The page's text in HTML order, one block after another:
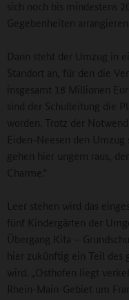
sich noch bis mindestens
Gegebenheiten arrangieren.
Dann steht der Umzug in
Standort an, für den die
insgesamt 18 Millionen
sind der Schulleitung die
worden. Trotz der
Eiden-Neesen den Umzug
gehen hier ungern raus,
Charme.“
Leer stehen wird das
fünf Kindergärten der
Übergang Kita –
hier zukünftig ein Teil des
wird. „Osthofen liegt
Rhein-Main-Gebiet um